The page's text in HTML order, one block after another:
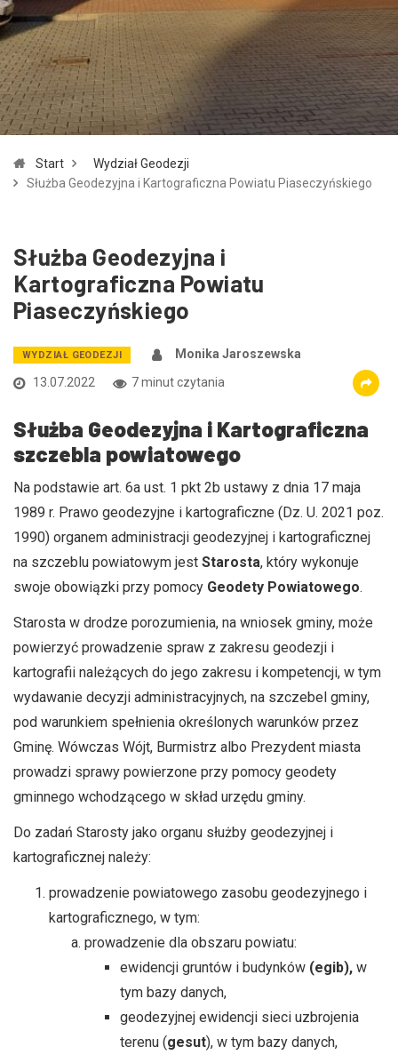
spellcheck
Bardziej czytelny tekst
Kontrast kolorów
brightness_high
Jasny kontrast
brightness_low
Ciemny kontrast
Odnośniki
format_underlined
Podkreślanie odnośników
cached accessibility
Start
Wydział Geodezji
Służba Geodezyjna i Kartograficzna Powiatu Piaseczyńskiego
Służba Geodezyjna i
Kartograficzna Powiatu
Piaseczyńskiego
WYDZIAŁ GEODEZJI
Monika Jaroszewska
13.07.2022
7 minut czytania
Służba Geodezyjna i Kartograficzna
szczebla powiatowego
Na podstawie art. 6a ust. 1 pkt 2b ustawy z dnia 17 maja
1989 r. Prawo geodezyjne i kartograficzne (Dz. U. 2021 poz.
1990) organem administracji geodezyjnej i kartograficznej
na szczeblu powiatowym jest Starosta, który wykonuje
swoje obowiązki przy pomocy Geodety Powiatowego.
Starosta w drodze porozumienia, na wniosek gminy, może
powierzyć prowadzenie spraw z zakresu geodezji i
kartografii należących do jego zakresu i kompetencji, w tym
wydawanie decyzji administracyjnych, na szczebel gminy,
pod warunkiem spełnienia określonych warunków przez
Gminę. Wówczas Wójt, Burmistrz albo Prezydent miasta
prowadzi sprawy powierzone przy pomocy geodety
gminnego wchodzącego w skład urzędu gminy.
Do zadań Starosty jako organu służby geodezyjnej i
kartograficznej należy:
prowadzenie powiatowego zasobu geodezyjnego i
kartograficznego, w tym:
prowadzenie dla obszaru powiatu:
ewidencji gruntów i budynków (egib), w
tym bazy danych,
geodezyjnej ewidencji sieci uzbrojenia
terenu (gesut), w tym bazy danych,